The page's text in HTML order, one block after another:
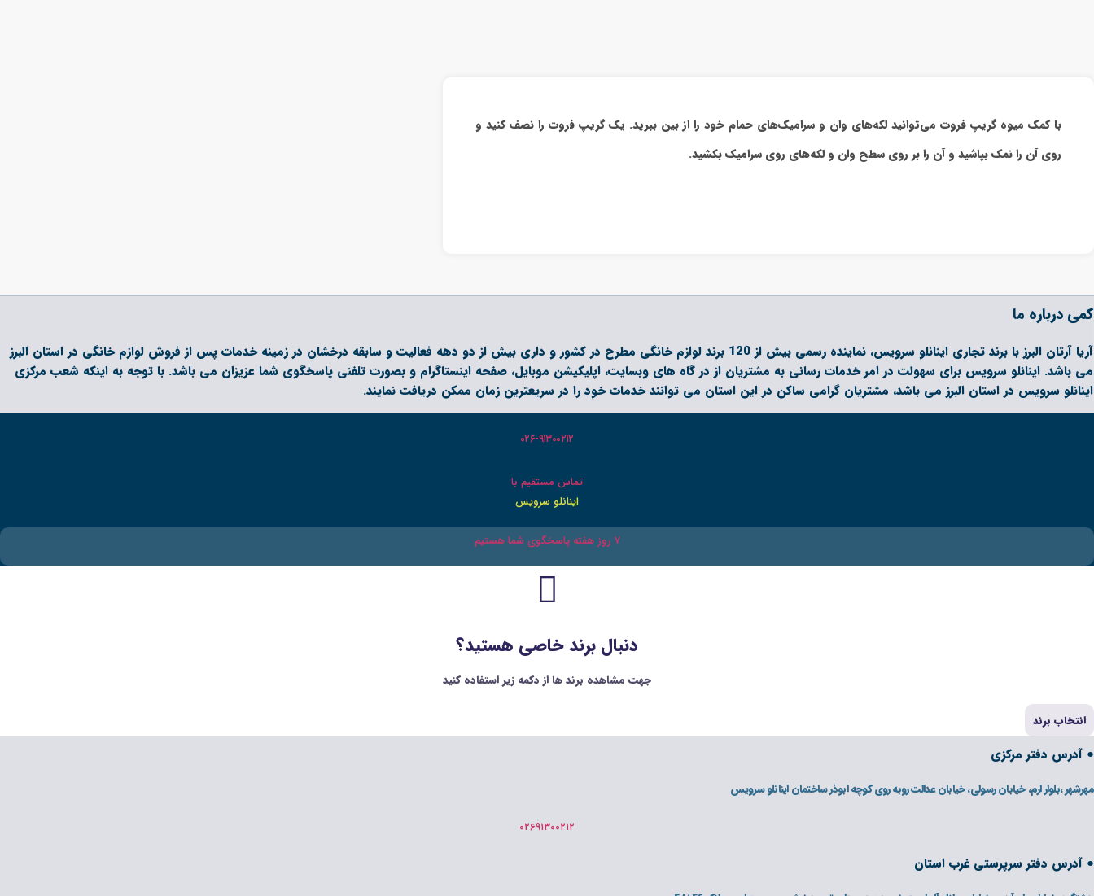
با کمک میوه گریپ فروت می‌توانید لکه‌های وان و سرامیک‌های حمام خود را از بین ببرید. یک گریپ فروت را نصف کنید و
روی آن را نمک بپاشید و آن را بر روی سطح وان و لکه‌های روی سرامیک بکشید.
کمی درباره ما
آریا آرتان البرز با برند تجاری اینانلو سرویس، نماینده رسمی بیش از 120 برند لوازم خانگی مطرح در کشور و داری بیش از دو دهه فعالیت و سابقه درخشان در زمینه خدمات پس از فروش لوازم خانگی در استان البرز
می باشد. اینانلو سرویس برای سهولت در امر خدمات رسانی به مشتریان از در گاه های وبسایت، اپلیکیشن موبایل، صفحه اینستاگرام و بصورت تلفنی پاسخگوی شما عزیزان می باشد. با توجه به اینکه شعب مرکزی
اینانلو سرویس در استان البرز می باشد، مشتریان گرامی ساکن در این استان می توانند خدمات خود را در سریعترین زمان ممکن دریافت نمایند.
۰۲۶-۹۱۳۰۰۲۱۲
تماس مستقیم با
اینانلو سرویس
۷ روز هفته پاسخگوی شما هستیم
دنبال برند خاصی هستید؟
جهت مشاهده برند ها از دکمه زیر استفاده کنید
انتخاب برند
● آدرس دفتر مرکزی
مهرشهر ،بلوار ارم، خیابان رسولی، خیابان عدالت روبه روی کوچه ابوذر ساختمان اینانلو سرویس
۰۲۶۹۱۳۰۰۲۱۲
● آدرس دفتر سرپرستی غرب استان